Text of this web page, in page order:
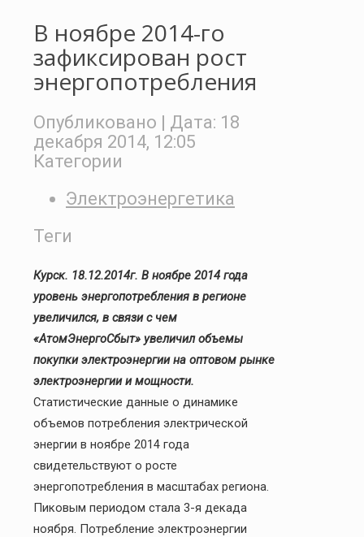
В ноябре 2014-го
зафиксирован рост
энергопотребления
Опубликовано | Дата: 18
декабря 2014, 12:05
Категории
Электроэнергетика
Теги
Курск. 18.12.2014г. В ноябре 2014 года
уровень энергопотребления в регионе
увеличился, в связи с чем
«АтомЭнергоСбыт» увеличил объемы
покупки электроэнергии на оптовом рынке
электроэнергии и мощности.
Статистические данные о динамике
объемов потребления электрической
энергии в ноябре 2014 года
свидетельствуют о росте
энергопотребления в масштабах региона.
Пиковым периодом стала 3-я декада
ноября. Потребление электроэнергии